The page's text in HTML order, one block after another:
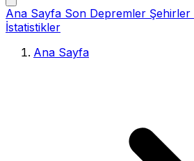
Ana Sayfa Son Depremler Şehirler
İstatistikler
Ana Sayfa